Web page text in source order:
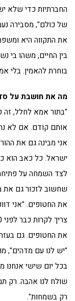
החברתיות כדי שלא
של כולם", מסבירה
את התקווה היא
בין החיים, משהו בי
בוחרת להאמין. בלי
מה את חושבת על
"בתור אמא לחלל, זה
אותם קודם. אם לא
אני מבינה גם את
ישראל. כל כאב הוא
לצד השמחה על
שחשוב לזכור גם את
את החטופים. "אני
את החטופים. גם
"יש לנו עם מדהים",
בכל יום שישי
שולח לנו אהבה. רק
רק בשמחות".